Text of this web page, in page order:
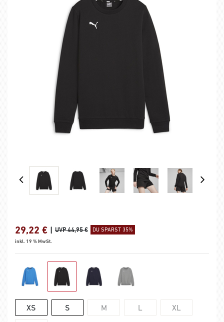
29,22 € | UVP 44,95 € DU SPARST 35%
inkl. 19 % MwSt.
XS S M L XL